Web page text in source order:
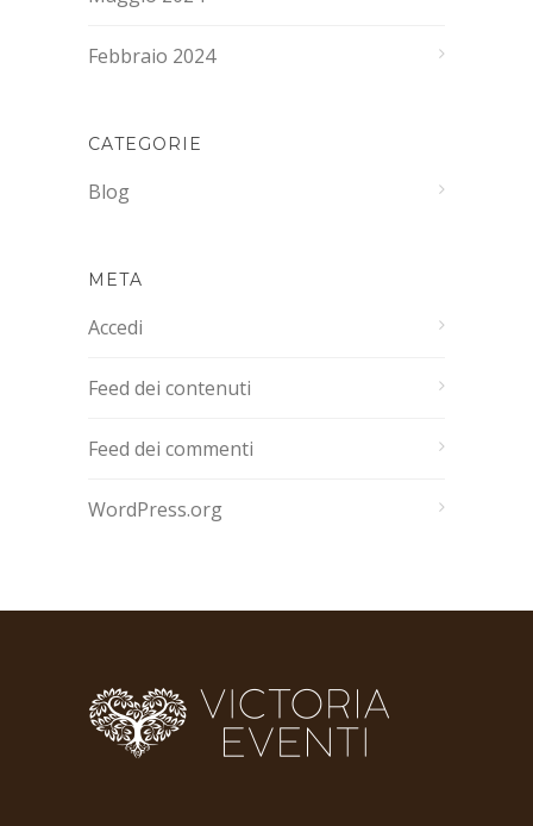
Febbraio 2024
CATEGORIE
Blog
META
Accedi
Feed dei contenuti
Feed dei commenti
WordPress.org